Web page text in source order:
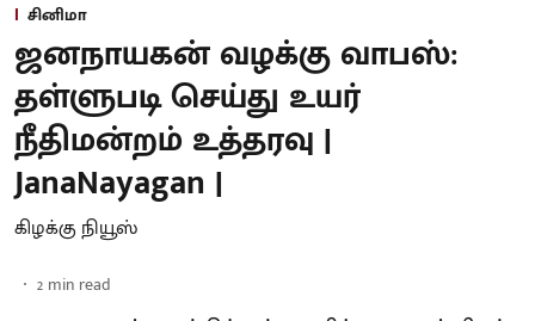
சினிமா
ஜனநாயகன் வழக்கு வாபஸ்:
தள்ளுபடி செய்து உயர்
நீதிமன்றம் உத்தரவு |
JanaNayagan |
கிழக்கு நியூஸ்
2 min read